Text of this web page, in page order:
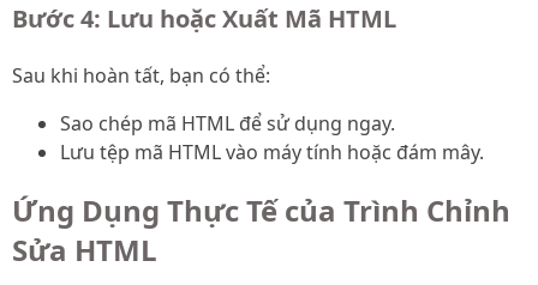
Bước 4: Lưu hoặc Xuất Mã HTML
Sau khi hoàn tất, bạn có thể:
Sao chép mã HTML để sử dụng ngay.
Lưu tệp mã HTML vào máy tính hoặc đám mây.
Ứng Dụng Thực Tế của Trình Chỉnh
Sửa HTML